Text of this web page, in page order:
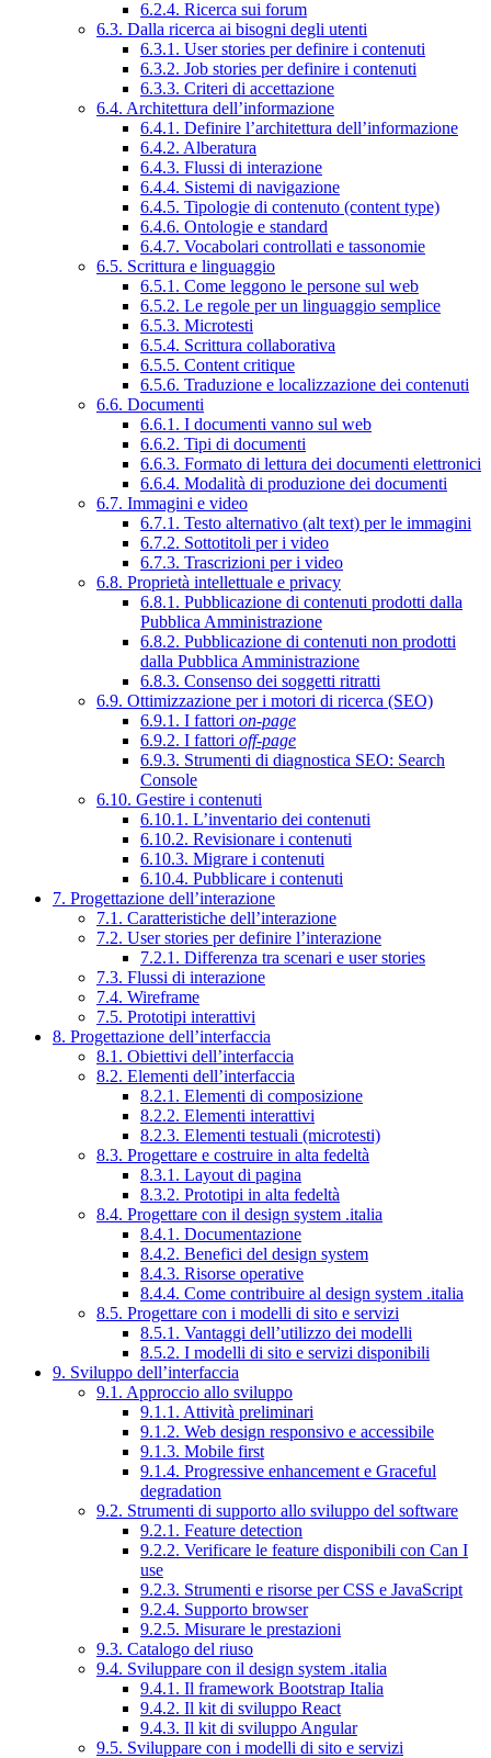
6.2.4. Ricerca sui forum
6.3. Dalla ricerca ai bisogni degli utenti
6.3.1. User stories per definire i contenuti
6.3.2. Job stories per definire i contenuti
6.3.3. Criteri di accettazione
6.4. Architettura dell’informazione
6.4.1. Definire l’architettura dell’informazione
6.4.2. Alberatura
6.4.3. Flussi di interazione
6.4.4. Sistemi di navigazione
6.4.5. Tipologie di contenuto (content type)
6.4.6. Ontologie e standard
6.4.7. Vocabolari controllati e tassonomie
6.5. Scrittura e linguaggio
6.5.1. Come leggono le persone sul web
6.5.2. Le regole per un linguaggio semplice
6.5.3. Microtesti
6.5.4. Scrittura collaborativa
6.5.5. Content critique
6.5.6. Traduzione e localizzazione dei contenuti
6.6. Documenti
6.6.1. I documenti vanno sul web
6.6.2. Tipi di documenti
6.6.3. Formato di lettura dei documenti elettronici
6.6.4. Modalità di produzione dei documenti
6.7. Immagini e video
6.7.1. Testo alternativo (alt text) per le immagini
6.7.2. Sottotitoli per i video
6.7.3. Trascrizioni per i video
6.8. Proprietà intellettuale e privacy
6.8.1. Pubblicazione di contenuti prodotti dalla
Pubblica Amministrazione
6.8.2. Pubblicazione di contenuti non prodotti
dalla Pubblica Amministrazione
6.8.3. Consenso dei soggetti ritratti
6.9. Ottimizzazione per i motori di ricerca (SEO)
6.9.1. I fattori on-page
6.9.2. I fattori off-page
6.9.3. Strumenti di diagnostica SEO: Search
Console
6.10. Gestire i contenuti
6.10.1. L’inventario dei contenuti
6.10.2. Revisionare i contenuti
6.10.3. Migrare i contenuti
6.10.4. Pubblicare i contenuti
7. Progettazione dell’interazione
7.1. Caratteristiche dell’interazione
7.2. User stories per definire l’interazione
7.2.1. Differenza tra scenari e user stories
7.3. Flussi di interazione
7.4. Wireframe
7.5. Prototipi interattivi
8. Progettazione dell’interfaccia
8.1. Obiettivi dell’interfaccia
8.2. Elementi dell’interfaccia
8.2.1. Elementi di composizione
8.2.2. Elementi interattivi
8.2.3. Elementi testuali (microtesti)
8.3. Progettare e costruire in alta fedeltà
8.3.1. Layout di pagina
8.3.2. Prototipi in alta fedeltà
8.4. Progettare con il design system .italia
8.4.1. Documentazione
8.4.2. Benefici del design system
8.4.3. Risorse operative
8.4.4. Come contribuire al design system .italia
8.5. Progettare con i modelli di sito e servizi
8.5.1. Vantaggi dell’utilizzo dei modelli
8.5.2. I modelli di sito e servizi disponibili
9. Sviluppo dell’interfaccia
9.1. Approccio allo sviluppo
9.1.1. Attività preliminari
9.1.2. Web design responsivo e accessibile
9.1.3. Mobile first
9.1.4. Progressive enhancement e Graceful
degradation
9.2. Strumenti di supporto allo sviluppo del software
9.2.1. Feature detection
9.2.2. Verificare le feature disponibili con Can I
use
9.2.3. Strumenti e risorse per CSS e JavaScript
9.2.4. Supporto browser
9.2.5. Misurare le prestazioni
9.3. Catalogo del riuso
9.4. Sviluppare con il design system .italia
9.4.1. Il framework Bootstrap Italia
9.4.2. Il kit di sviluppo React
9.4.3. Il kit di sviluppo Angular
9.5. Sviluppare con i modelli di sito e servizi